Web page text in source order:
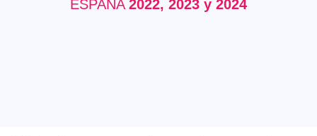
ESPAÑA 2022, 2023 y 2024